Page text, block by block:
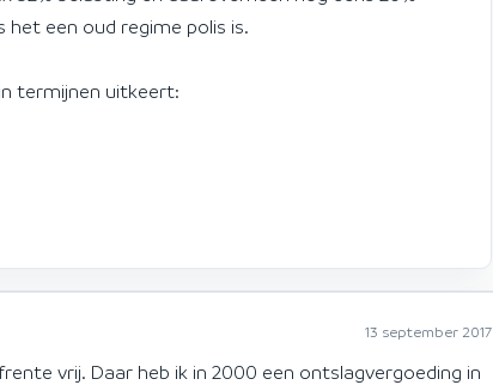
het een oud regime polis is.
termijnen uitkeert:
13 september 2017
vrij. Daar heb ik in 2000 een ontslagvergoeding in